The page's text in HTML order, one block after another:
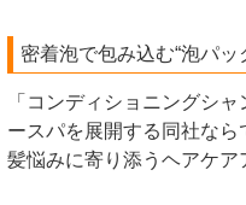
密着泡で包み込む“泡パッ
「コンディショニングシ
ースパを展開する同社な
髪悩みに寄り添うヘアケア